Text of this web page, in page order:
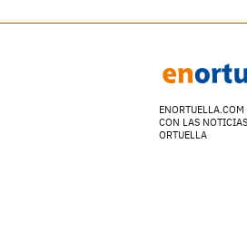
CON LAS
ORTUELLA